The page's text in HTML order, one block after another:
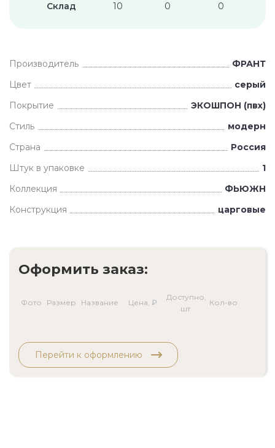
Склад 10 0 0
Производитель
ФРАНТ
Цвет
серый
Покрытие
ЭКОШПОН (пвх)
Стиль
модерн
Страна
Россия
Штук в упаковке
1
Коллекция
ФЬЮЖН
Конструкция
царговые
Оформить заказ:
Фото Размер Название Цена, ₽
Доступно,
шт
Кол-во
Перейти к оформлению